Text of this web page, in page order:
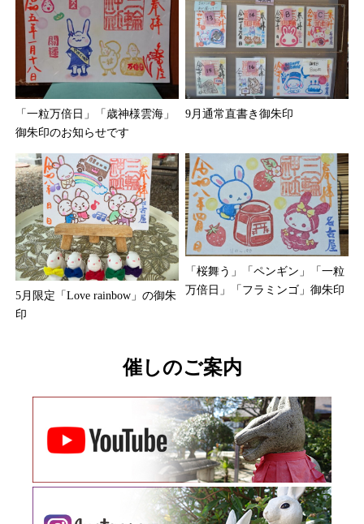
「一粒万倍日」「歳神様雲海」
御朱印のお知らせです
9月通常直書き御朱印
5月限定「Love rainbow」の御朱
印
「桜舞う」「ペンギン」「一粒
万倍日」「フラミンゴ」御朱印
催しのご案内